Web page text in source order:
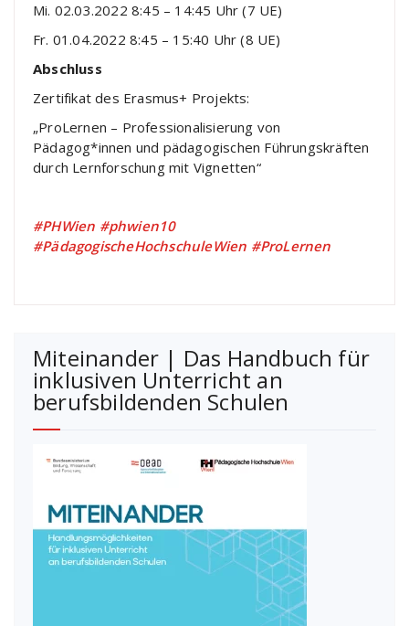
Mi. 02.03.2022 8:45 – 14:45 Uhr (7 UE)
Fr. 01.04.2022 8:45 – 15:40 Uhr (8 UE)
Abschluss
Zertifikat des Erasmus+ Projekts:
„ProLernen – Professionalisierung von
Pädagog*innen und pädagogischen Führungskräften
durch Lernforschung mit Vignetten“
#PHWien #phwien10
#PädagogischeHochschuleWien #ProLernen
Miteinander | Das Handbuch für
inklusiven Unterricht an
berufsbildenden Schulen